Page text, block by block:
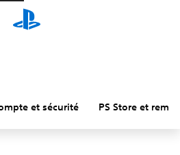
et sécurité PS Store et